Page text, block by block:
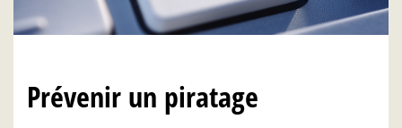
Prévenir un piratage